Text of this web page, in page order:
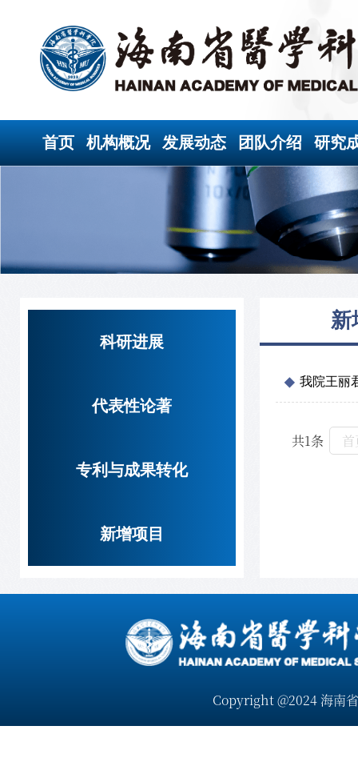
首页 机构概况 发展动态 团队介绍 研究
科研进展
代表性论著
专利与成果转化
新增项目
新
我院王丽
共1条
Copyright @2024 海南